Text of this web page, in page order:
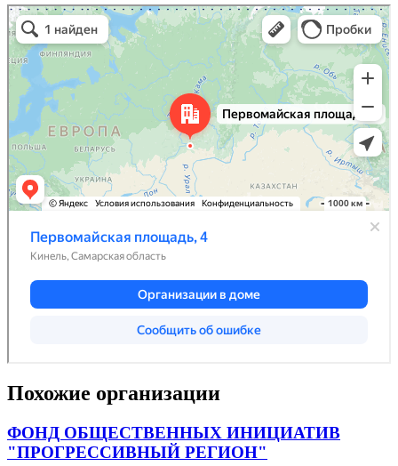
Похожие организации
ФОНД ОБЩЕСТВЕННЫХ ИНИЦИАТИВ
"ПРОГРЕССИВНЫЙ РЕГИОН"